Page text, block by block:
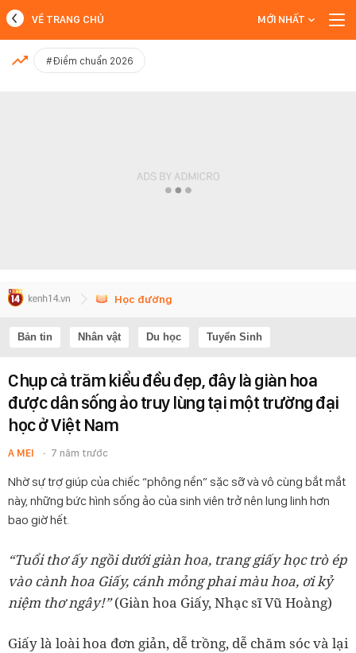
MỚI NHẤT
VỀ TRANG CHỦ MỚI NHẤT
#Điểm chuẩn 2026
Học đường
Bản tin Nhân vật Du học Tuyển Sinh
Chụp cả trăm kiểu đều đẹp, đây là giàn hoa
được dân sống ảo truy lùng tại một trường đại
học ở Việt Nam
A MEI 7 năm trước
Nhờ sự trợ giúp của chiếc “phông nền” sặc sỡ và vô cùng bắt mắt
này, những bức hình sống ảo của sinh viên trở nên lung linh hơn
bao giờ hết.
“Tuổi thơ ấy ngồi dưới giàn hoa, trang giấy học trò ép
vào cành hoa Giấy, cánh mỏng phai màu hoa, ơi kỷ
niệm thơ ngây!”(Giàn hoa Giấy, Nhạc sĩ Vũ Hoàng)
Giấy là loài hoa đơn giản, dễ trồng, dễ chăm sóc và lại